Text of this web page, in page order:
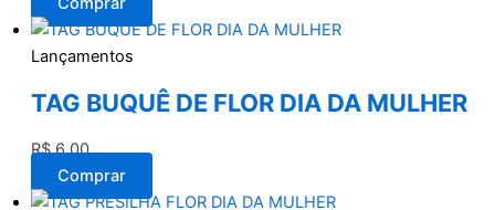
Lançamentos
TAG BUQUÊ DE FLOR DIA DA MULHER
R$6,00
Comprar